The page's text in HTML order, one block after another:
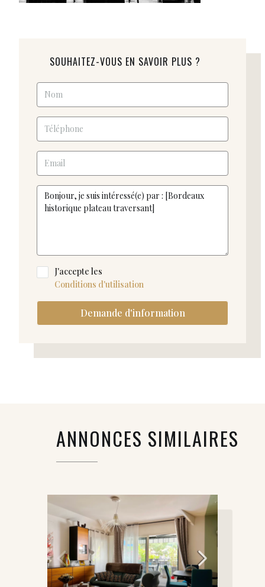
SOUHAITEZ-VOUS EN SAVOIR PLUS ?
J'accepte les
Conditions d'utilisation
Demande d'information
ANNONCES SIMILAIRES